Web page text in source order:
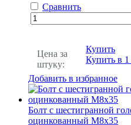
Сравнить
Цена за
штуку:
Купить
Купить в
Добавить в избранное
Болт с шестигранной
оцинкованный М8х35